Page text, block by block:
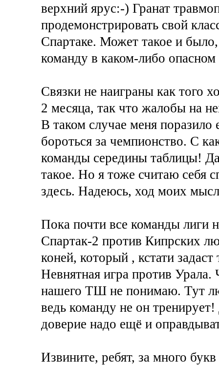
верхний ярус:-) Гранат
продемонстрировать свой
Спартаке. Может такое и
команду в каком-либо
Связки не наиграны как того
2 месяца, так что жалобы на
В таком случае меня
бороться за чемпионство. С
команды середины таблицы!
такое. Но я тоже считаю себя
здесь. Надеюсь, ход моих
Пока почти все команды лиги
Спартак-2 против Кипрских
коней, который , кстати
Невнятная игра против
нашего ТШ не понимаю. Тут
ведь команду не он
доверие надо ещё и
Извините, ребят, за много